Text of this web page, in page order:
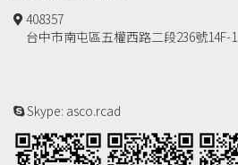
408357
台中市南屯區五權西路二段236號14F-1
Skype: asco.rcad